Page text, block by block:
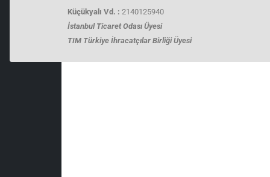
Küçükyalı Vd. : 2140125940
İstanbul Ticaret Odası Üyesi
TIM Türkiye İhracatçılar Birliği Üyesi